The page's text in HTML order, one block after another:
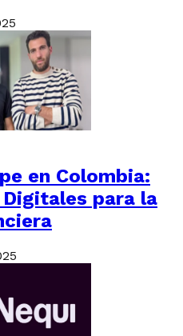
en Colombia:
para la